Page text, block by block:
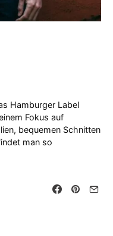
Hamburger Label
Fokus auf
bequemen Schnitten
man so